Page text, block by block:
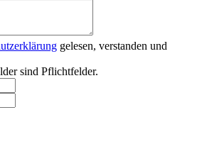
gelesen, verstanden und
sind Pflichtfelder.